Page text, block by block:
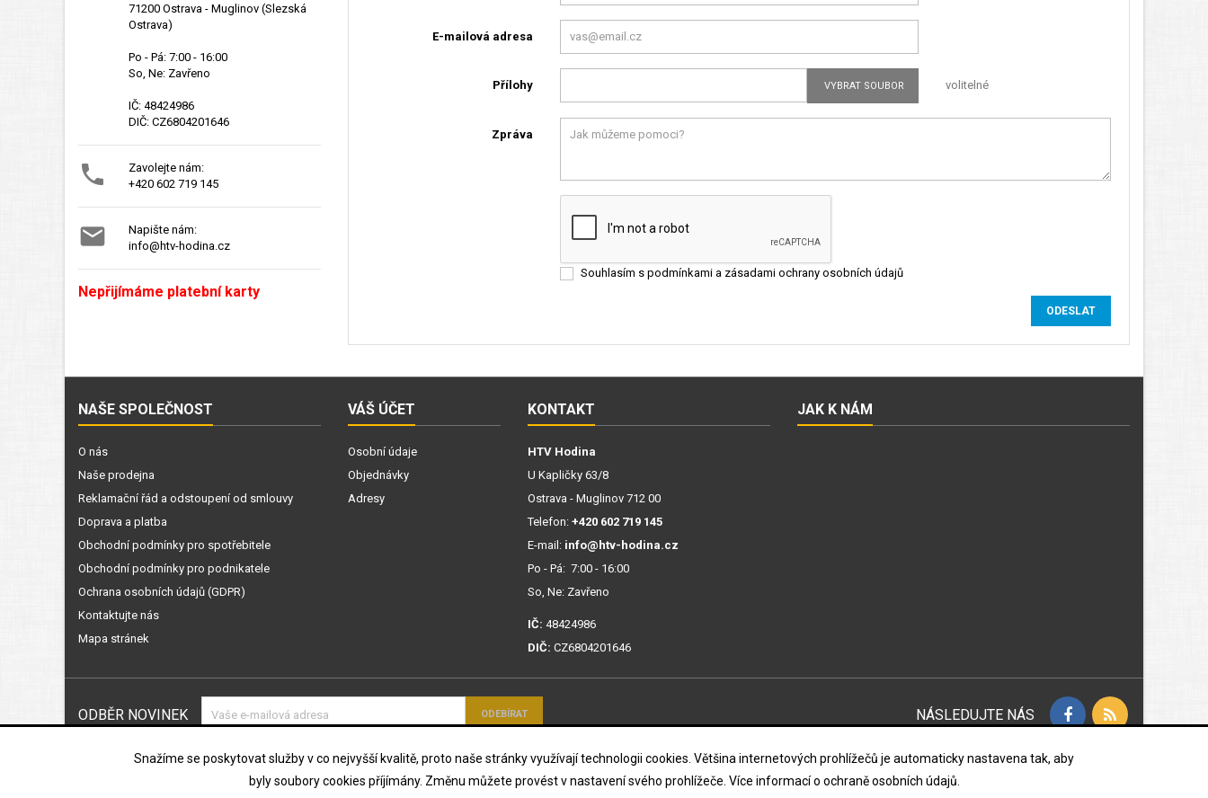
Snažíme se poskytovat služby v co nejvyšší kvalitě, proto naše stránky využívají technologii cookies. Většina internetových prohlížečů je automaticky nastavena tak, aby
byly soubory cookies příjímány. Změnu můžete provést v nastavení svého prohlížeče. Více informací o ochraně osobních údajů.
71200 Ostrava - Muglinov (Slezská
Ostrava)
Po - Pá: 7:00 - 16:00
So, Ne: Zavřeno
IČ: 48424986
DIČ: CZ6804201646

Zavolejte nám:
+420 602 719 145

Napište nám:
info@htv-hodina.cz
Nepřijímáme platební karty
E-mailová adresa
Přílohy VYBRAT SOUBOR volitelné
Zpráva
Souhlasím s podmínkami a zásadami ochrany osobních údajů
NAŠE SPOLEČNOST
O nás
Naše prodejna
Reklamační řád a odstoupení od smlouvy
Doprava a platba
Obchodní podmínky pro spotřebitele
Obchodní podmínky pro podnikatele
Ochrana osobních údajů (GDPR)
Kontaktujte nás
Mapa stránek
VÁŠ ÚČET
Osobní údaje
Objednávky
Adresy
KONTAKT
HTV Hodina
U Kapličky 63/8
Ostrava - Muglinov 712 00
Telefon: +420 602 719 145
E-mail: info@htv-hodina.cz
Po - Pá: 7:00 - 16:00
So, Ne: Zavřeno
IČ: 48424986
DIČ: CZ6804201646
JAK K NÁM
ODBĚR NOVINEK
údajů
NÁSLEDUJTE NÁS